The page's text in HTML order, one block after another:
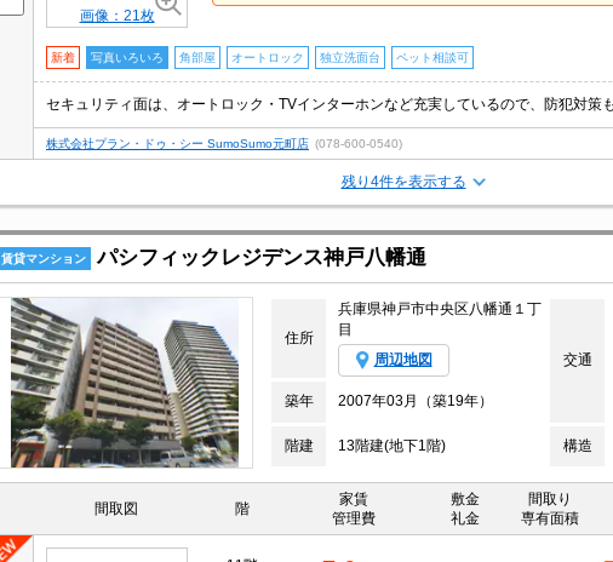
画像：21枚
新着 写真いろいろ 角部屋 オートロック 独立洗面台 ペット相談可
株式会社プラン・ドゥ・シー SumoSumo元町店 (078-600-0540)
残り4件を表示する
賃貸マンション パシフィックレジデンス神戸八幡通
住所
兵庫県神戸市中央区八幡通１丁
目
周辺地図 交通
築年 2007年03月（築19年）
階建 13階建(地下1階) 構造
間取図 階
家賃
管理費
敷金
礼金
間取り
専有面積